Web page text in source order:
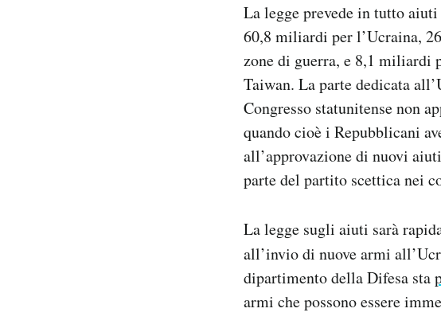
La legge prevede in tutto
60,8 miliardi per l’Ucraina,
zone di guerra, e 8,1 miliardi
Taiwan. La parte dedicata
Congresso statunitense non
quando cioè i Repubblicani
all’approvazione di nuovi
parte del partito scettica nei
La legge sugli aiuti sarà
all’invio di nuove armi
dipartimento della Difesa sta
armi che possono essere